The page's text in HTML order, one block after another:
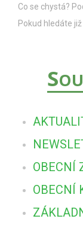
Co se chystá?
Pokud hledáte
S
OBECNÍ
OBECNÍ